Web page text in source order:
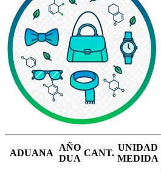
ADUANA
AÑO
DUA
CANT.
UNIDAD
MEDIDA